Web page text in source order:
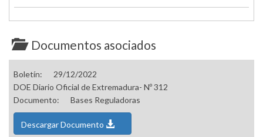
Documentos asociados
Boletín:
29/12/2022
DOE Diario Oficial de Extremadura- Nº 312
Documento:
Bases Reguladoras
Descargar Documento